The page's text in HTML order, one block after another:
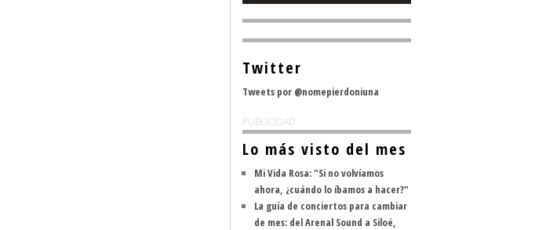
Twitter
Tweets por @nomepierdoniuna
PUBLICIDAD
Lo más visto del mes
Mi Vida Rosa: "Si no volvíamos
ahora, ¿cuándo lo íbamos a hacer?"
La guía de conciertos para cambiar
de mes: del Arenal Sound a Siloé,